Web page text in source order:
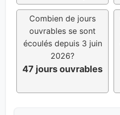
Combien de jours
ouvrables se sont
écoulés depuis 3 juin
2026?
47 jours ouvrables